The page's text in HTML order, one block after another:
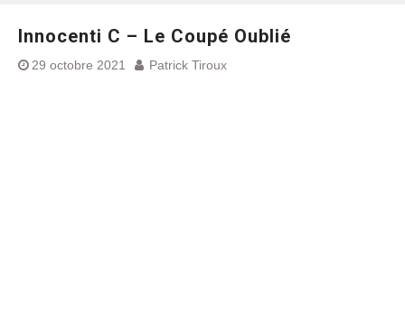
Innocenti C – Le Coupé Oublié
29 octobre 2021 Patrick Tiroux